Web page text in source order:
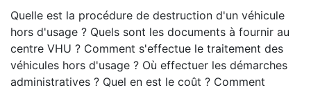
Quelle est la procédure de destruction d'un véhicule
hors d'usage ? Quels sont les documents à fournir au
centre VHU ? Comment s'effectue le traitement des
véhicules hors d'usage ? Où effectuer les démarches
administratives ? Quel en est le coût ? Comment